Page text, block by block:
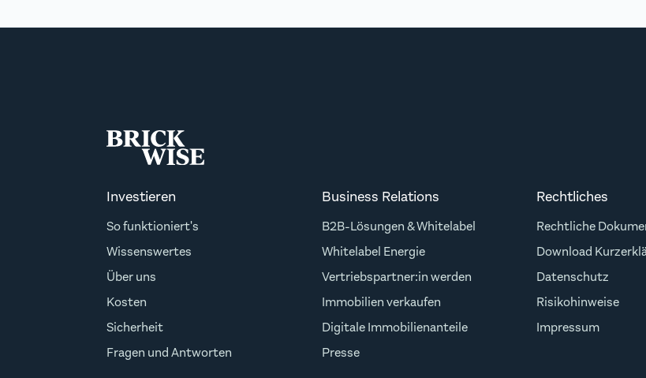
Investieren
So funktioniert's
Wissenswertes
Über uns
Kosten
Sicherheit
Fragen und Antworten
Business Relations
B2B-Lösungen & Whitelabel
Whitelabel Energie
Vertriebspartner:in werden
Immobilien verkaufen
Digitale Immobilienanteile
Presse
Rechtliches
Rechtliche
Download
Datenschutz
Risikohinweise
Impressum